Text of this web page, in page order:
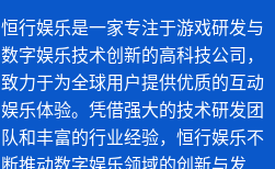
恒行娱乐是一家专注于游戏研发与
数字娱乐技术创新的高科技公司，
致力于为全球用户提供优质的互动
娱乐体验。凭借强大的技术研发团
队和丰富的行业经验，恒行娱乐不
断推动数字娱乐领域的创新与发